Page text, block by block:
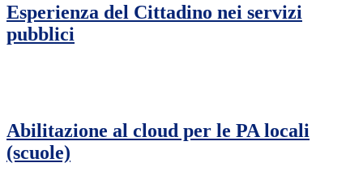
Esperienza del Cittadino nei servizi
pubblici
Abilitazione al cloud per le PA locali
(scuole)